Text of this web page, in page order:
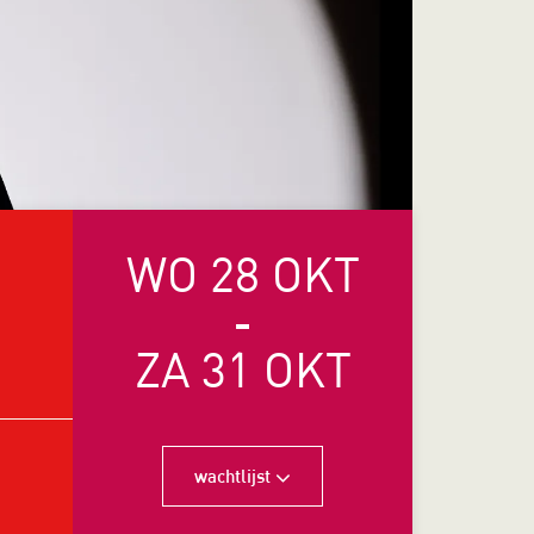
WO 28 OKT
-
ZA 31 OKT
wachtlijst